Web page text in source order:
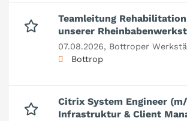
Teamleitung
unserer
07.08.2026, Bottroper
Bottrop
Citrix System Engineer
Infrastruktur & Client